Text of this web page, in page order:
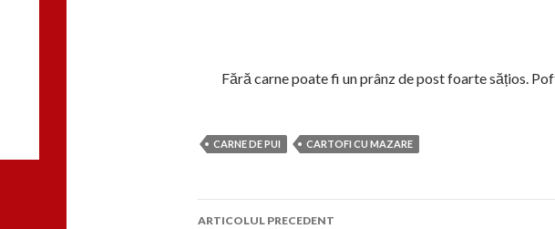
Fără carne poate fi un prânz de post foarte sățios.
CARNE DE PUI CARTOFI CU MAZARE
Navigare
ARTICOLUL PRECEDENT